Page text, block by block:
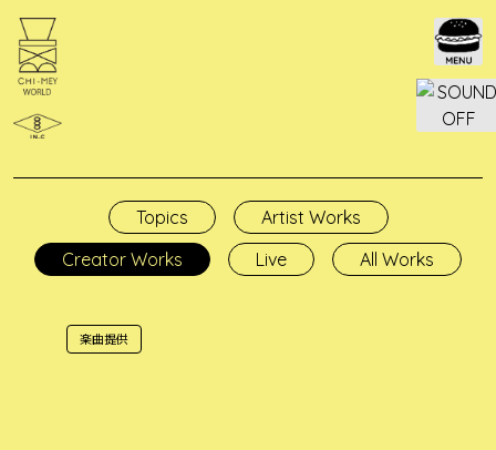
Skip
content
Topics
Artist Works
Creator Works
Live All Works
楽曲提供